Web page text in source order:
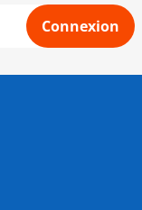
Connexion